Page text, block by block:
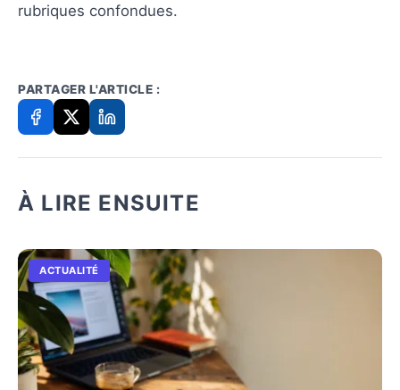
rubriques confondues.
PARTAGER L'ARTICLE :
À LIRE ENSUITE
ACTUALITÉ